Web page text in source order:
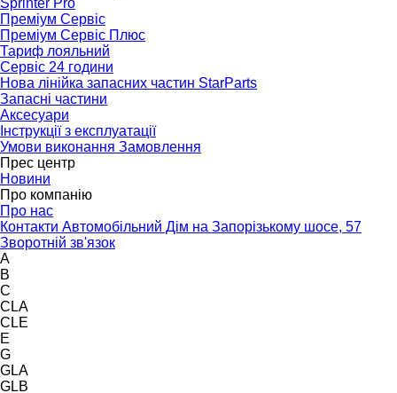
Sprinter Pro
Преміум Сервіс
Преміум Сервіс Плюс
Тариф лояльний
Сервіс 24 години
Нова лінійка запасних частин StarParts
Запасні частини
Аксесуари
Інструкції з експлуатації
Умови виконання Замовлення
Прес центр
Новини
Про компанію
Про нас
Контакти Автомобільний Дім на Запорізькому шосе, 57
Зворотній зв'язок
A
B
C
CLA
CLE
E
G
GLA
GLB